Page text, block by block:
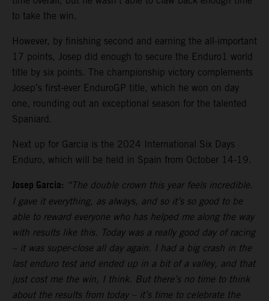
to take the win.
However, by finishing second and earning the all-important
17 points, Josep did enough to secure the Enduro1 world
title by six points. The championship victory complements
Josep’s first-ever EnduroGP title, which he won on day
one, rounding out an exceptional season for the talented
Spaniard.
Next up for Garcia is the 2024 International Six Days
Enduro, which will be held in Spain from October 14-19.
Josep Garcia: “The double crown this year feels incredible.
I gave it everything, as always, and so it’s so good to be
able to reward everyone who has helped me along the way
with results like this. Today was a really good day of racing
– it was super-close all day again. I had a big crash in the
last enduro test and ended up in a bit of a valley, and that
just cost me the win, I think. But there’s no time to think
about the results from today – it’s time to celebrate the